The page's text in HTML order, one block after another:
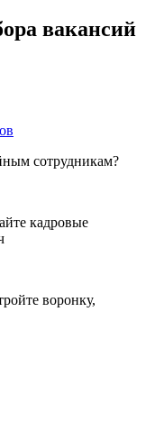
вакансий
сотрудникам?
кадровые
воронку,